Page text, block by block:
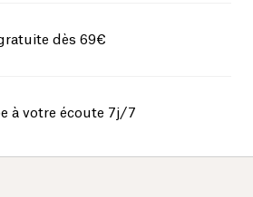
dès 69€
à votre écoute 7j/7